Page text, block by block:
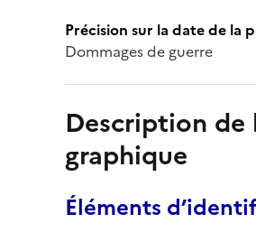
Précision sur la date de la
Dommages de guerre
Description
graphique
Éléments